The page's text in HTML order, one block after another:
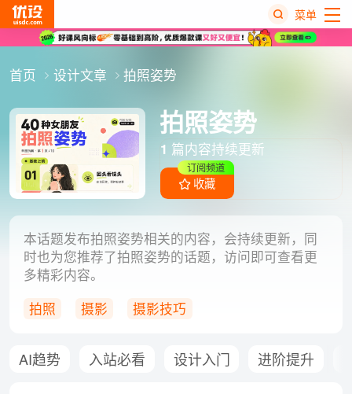
菜单
首页 设计文章 拍照姿势
拍照姿势
1 篇内容持续更新
收藏
订阅频道
本话题发布拍照姿势相关的内容，会持续更新，同
时也为您推荐了拍照姿势的话题，访问即可查看更
多精彩内容。
拍照
摄影 摄影技巧
AI趋势 入站必看 设计入门 进阶提升